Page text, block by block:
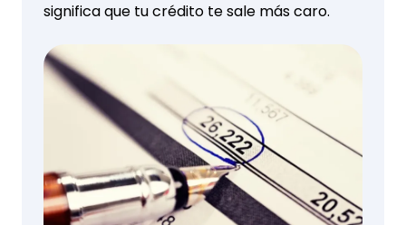
significa que tu crédito te sale más caro.